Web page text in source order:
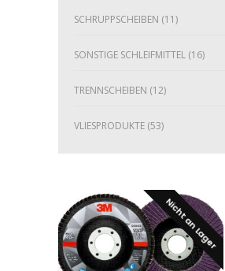
SCHRUPPSCHEIBEN (11)
SONSTIGE SCHLEIFMITTEL (16)
TRENNSCHEIBEN (12)
VLIESPRODUKTE (53)
Nicht an Lager